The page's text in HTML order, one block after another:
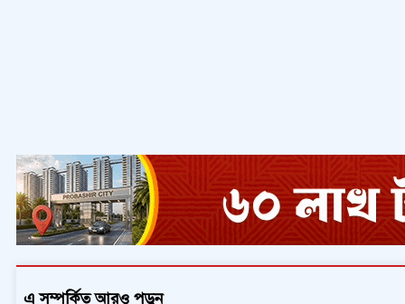
এ সম্পর্কিত আরও পড়ুন